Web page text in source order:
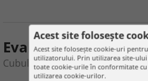
Evaluarea
Cubul educațional și educativ
Acest site folosește
Acest site folosește cookie-uri
utilizatorului. Prin utilizarea site-
toate cookie-urile în conformitate
utilizarea cookie-urilor.